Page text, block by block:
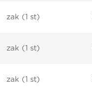
zak (1 st)
zak (1 st)
zak (1 st)